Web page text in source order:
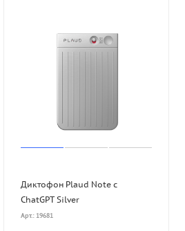
Диктофон Plaud Note с
ChatGPT Silver
Арт.: 19681